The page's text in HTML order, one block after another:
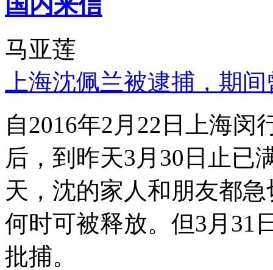
马亚莲
上海沈佩兰被逮捕，期
自2016年2月22日上海
后，到昨天3月30日止已
天，沈的家人和朋友都
何时可被释放。但3月31
批捕。